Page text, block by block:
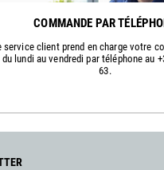
COMMANDE PAR
service client prend en charge votre
du lundi au vendredi par téléphone au
63.